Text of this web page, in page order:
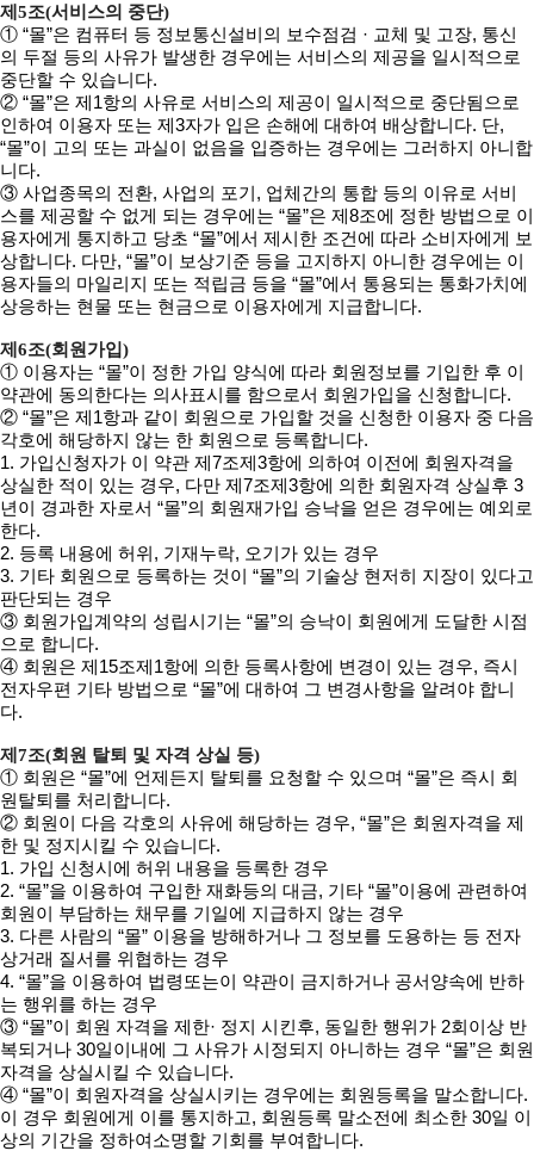
제5조(서비스의 중단)
① “몰”은 컴퓨터 등 정보통신설비의 보수점검 · 교체 및 고장, 통신
의 두절 등의 사유가 발생한 경우에는 서비스의 제공을 일시적으로
중단할 수 있습니다.
② “몰”은 제1항의 사유로 서비스의 제공이 일시적으로 중단됨으로
인하여 이용자 또는 제3자가 입은 손해에 대하여 배상합니다. 단,
“몰”이 고의 또는 과실이 없음을 입증하는 경우에는 그러하지 아니합
니다.
③ 사업종목의 전환, 사업의 포기, 업체간의 통합 등의 이유로 서비
스를 제공할 수 없게 되는 경우에는 “몰”은 제8조에 정한 방법으로 이
용자에게 통지하고 당초 “몰”에서 제시한 조건에 따라 소비자에게 보
상합니다. 다만, “몰”이 보상기준 등을 고지하지 아니한 경우에는 이
용자들의 마일리지 또는 적립금 등을 “몰”에서 통용되는 통화가치에
상응하는 현물 또는 현금으로 이용자에게 지급합니다.
제6조(회원가입)
① 이용자는 “몰”이 정한 가입 양식에 따라 회원정보를 기입한 후 이
약관에 동의한다는 의사표시를 함으로서 회원가입을 신청합니다.
② “몰”은 제1항과 같이 회원으로 가입할 것을 신청한 이용자 중 다음
각호에 해당하지 않는 한 회원으로 등록합니다.
1. 가입신청자가 이 약관 제7조제3항에 의하여 이전에 회원자격을
상실한 적이 있는 경우, 다만 제7조제3항에 의한 회원자격 상실후 3
년이 경과한 자로서 “몰”의 회원재가입 승낙을 얻은 경우에는 예외로
한다.
2. 등록 내용에 허위, 기재누락, 오기가 있는 경우
3. 기타 회원으로 등록하는 것이 “몰”의 기술상 현저히 지장이 있다고
판단되는 경우
③ 회원가입계약의 성립시기는 “몰”의 승낙이 회원에게 도달한 시점
으로 합니다.
④ 회원은 제15조제1항에 의한 등록사항에 변경이 있는 경우, 즉시
전자우편 기타 방법으로 “몰”에 대하여 그 변경사항을 알려야 합니
다.
제7조(회원 탈퇴 및 자격 상실 등)
① 회원은 “몰”에 언제든지 탈퇴를 요청할 수 있으며 “몰”은 즉시 회
원탈퇴를 처리합니다.
② 회원이 다음 각호의 사유에 해당하는 경우, “몰”은 회원자격을 제
한 및 정지시킬 수 있습니다.
1. 가입 신청시에 허위 내용을 등록한 경우
2. “몰”을 이용하여 구입한 재화등의 대금, 기타 “몰”이용에 관련하여
회원이 부담하는 채무를 기일에 지급하지 않는 경우
3. 다른 사람의 “몰” 이용을 방해하거나 그 정보를 도용하는 등 전자
상거래 질서를 위협하는 경우
4. “몰”을 이용하여 법령또는이 약관이 금지하거나 공서양속에 반하
는 행위를 하는 경우
③ “몰”이 회원 자격을 제한· 정지 시킨후, 동일한 행위가 2회이상 반
복되거나 30일이내에 그 사유가 시정되지 아니하는 경우 “몰”은 회원
자격을 상실시킬 수 있습니다.
④ “몰”이 회원자격을 상실시키는 경우에는 회원등록을 말소합니다.
이 경우 회원에게 이를 통지하고, 회원등록 말소전에 최소한 30일 이
상의 기간을 정하여소명할 기회를 부여합니다.